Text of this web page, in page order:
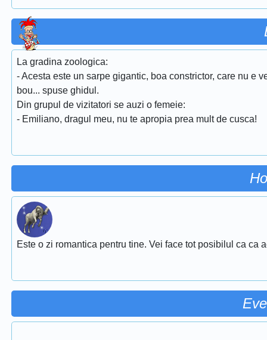
La gradina zoologica:
- Acesta este un sarpe gigantic, boa constrictor, care nu e
bou... spuse ghidul.
Din grupul de vizitatori se auzi o femeie:
- Emiliano, dragul meu, nu te apropia prea mult de cusca!
Este o zi romantica pentru tine. Vei face tot posibilul ca ca